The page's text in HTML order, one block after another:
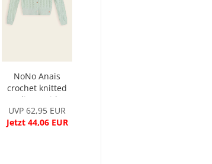
NoNo Anais
crochet knitted
cardigan with...
UVP 62,95 EUR
Jetzt 44,06 EUR